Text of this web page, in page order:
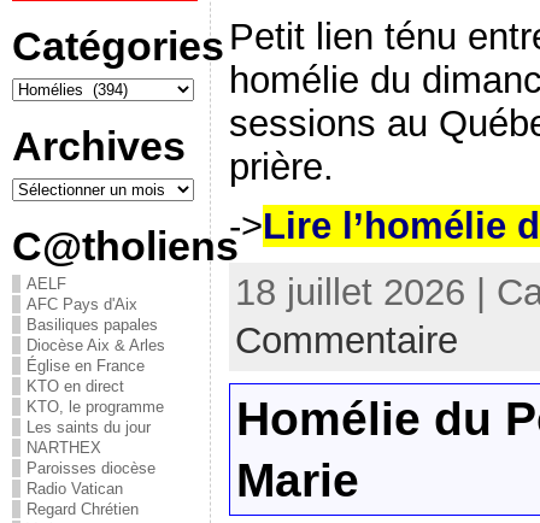
Catégories
Archives
C@tholiens
AELF
AFC Pays d'Aix
Basiliques papales
Diocèse Aix & Arles
Église en France
KTO en direct
KTO, le programme
Les saints du jour
NARTHEX
Paroisses diocèse
Radio Vatican
Regard Chrétien
Petit lien ténu
homélie du
sessions au
prière.
->Lire l’homélie
18 juillet 2026 |
Commentaire
Homélie du
Marie